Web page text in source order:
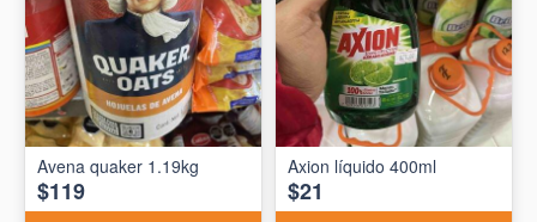
Avena quaker 1.19kg
$119
Axion líquido 400ml
$21